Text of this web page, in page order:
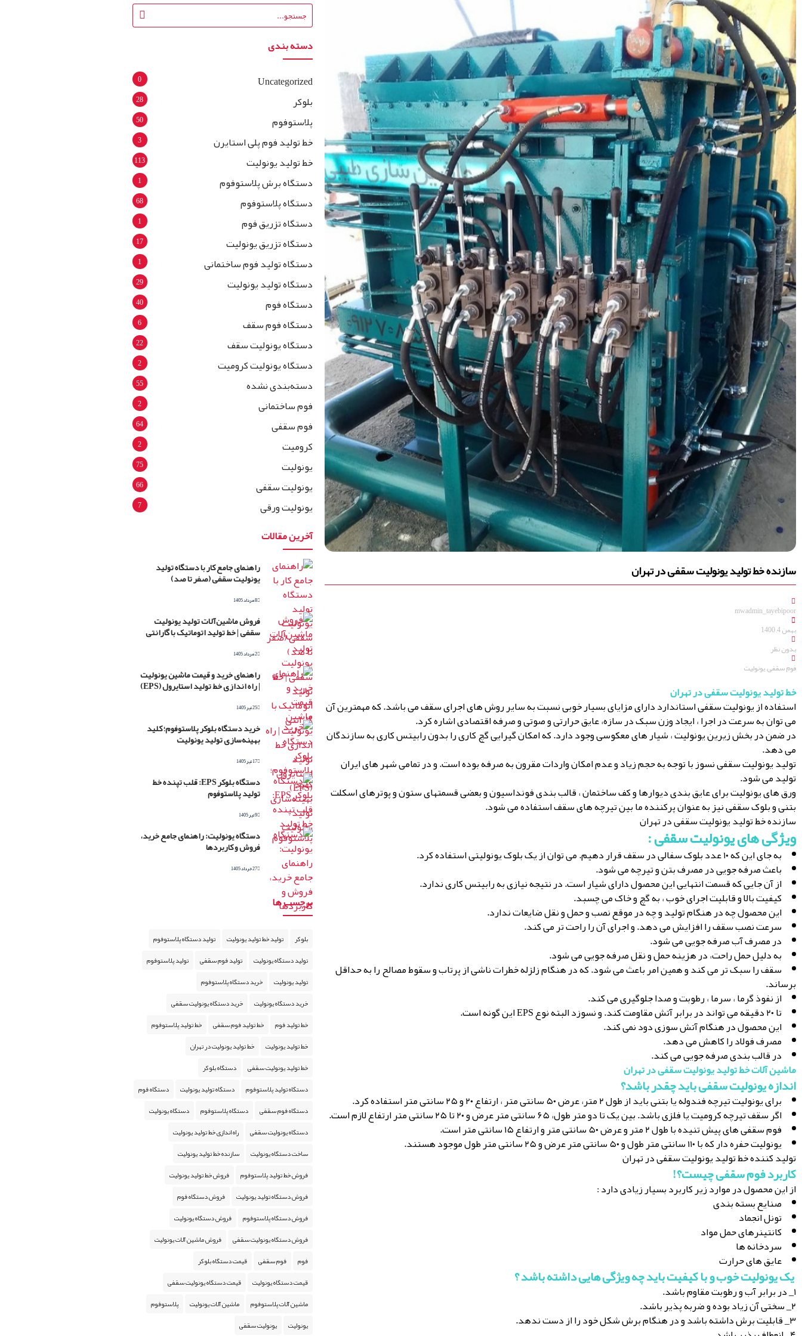
سازنده خط تولید یونولیت سقفی در تهران
mwadmin_tayebipoor
بهمن 4, 1400
بدون نظر
فوم سقفی,یونولیت
خط تولید یونولیت سقفی در تهران
استفاده از یونولیت سقفی استاندارد دارای مزایای بسیار خوبی نسبت به سایر روش های اجرای سقف می باشد. که مهمترین آن
می توان به سرعت در اجرا ، ایجاد وزن سبک در سازه، عایق حرارتی و صوتی و صرفه اقتصادی اشاره کرد.
در ضمن در بخش زیرین یونولیت ، شیار های معکوسی وجود دارد. که امکان گیرایی گچ کاری را بدون رابیتس کاری به سازندگان
می دهد.
تولید یونولیت سقفی نسوز با توجه به حجم زیاد و عدم امکان واردات مقرون به صرفه بوده است. و در تمامی شهر های ایران
تولید می شود.
ورق های یونولیت برای عایق بندی دیوارها و کف ساختمان ، قالب بندی فونداسیون و بعضی قسمتهای ستون و پوترهای اسکلت
بتنی و بلوک سقفی نیز به عنوان پرکننده ما بین تیرچه های سقف استفاده می شود.
سازنده خط تولید یونولیت سقفی در تهران
ویژگی های یونولیت سقفی:
به جای این که ۱۰ عدد بلوک سفالی در سقف قرار دهیم. می توان از یک بلوک یونولیتی استفاده کرد.
باعث صرفه جویی در مصرف بتن و تیرچه می شود.
از آن جایی که قسمت انتهایی این محصول دارای شیار است. در نتیجه نیازی به رابیتس کاری ندارد.
کیفیت بالا و قابلیت اجرای خوب ، به گچ و خاک می چسبد.
این محصول چه در هنگام تولید و چه در موقع نصب و حمل و نقل ضایعات ندارد.
سرعت نصب سقف را افزایش می دهد. و اجرای آن را راحت تر می کند.
در مصرف آب صرفه جویی می شود.
به دلیل حمل راحت، در هزینه حمل و نقل صرفه جویی می شود.
سقف را سبک تر می کند و همین امر باعث می شود. که در هنگام زلزله خطرات ناشی از پرتاب و سقوط مصالح را به حداقل
برساند.
از نفوذ گرما ، سرما ، رطوبت و صدا جلوگیری می کند.
تا ۲۰ دقیقه می تواند در برابر آتش مقاومت کند. و نسوزد البته نوع EPS این گونه است.
این محصول در هنگام آتش سوزی دود نمی کند.
مصرف فولاد را کاهش می دهد.
در قالب بندی صرفه جویی می کند.
ماشین آلات خط تولید یونولیت سقفی در تهران
اندازه یونولیت سقفی باید چقدر باشد؟
برای یونولیت تیرچه فندوله یا بتنی باید از طول ۲ متر، عرض ۵۰ سانتی متر ، ارتفاع ۲۰ و ۲۵ سانتی متر استفاده کرد.
اگر سقف تیرچه کرومیت یا فلزی باشد. بین یک تا دو متر طول، ۶۵ سانتی متر عرض و ۲۰ تا ۲۵ سانتی متر ارتفاع لازم است.
فوم سقفی های پیش تنیده با طول ۲ متر و عرض ۵۰ سانتی متر و ارتفاع ۱۵ سانتی متر است.
یونولیت حفره دار که با ۱۱۰ سانتی متر طول و ۵۰ سانتی متر عرض و ۲۵ سانتی متر طول موجود هستند.
تولید کننده خط تولید یونولیت سقفی در تهران
کاربرد فوم سقفی چیست؟!
از این محصول در موارد زیر کاربرد بسیار زیادی دارد :
صنایع بسته بندی
تونل انجماد
کانتینرهای حمل مواد
سردخانه ها
عایق های حرارت
یک یونولیت خوب و با کیفیت باید چه ویژگی هایی داشته باشد ؟
۱_ در برابر آب و رطوبت مقاوم باشد.
۲_ سختی آن زیاد بوده و ضربه پذیر باشد.
۳_ قابلیت برش داشته باشد و در هنگام برش شکل خود را از دست ندهد.
دسته بندی
Uncategorized
0
بلوکر 28
پلاستوفوم 50
خط تولید فوم پلی استایرن 3
خط تولید یونولیت 113
دستگاه برش پلاستوفوم 1
دستگاه پلاستوفوم 68
دستگاه تزریق فوم 1
دستگاه تزریق یونولیت 17
دستگاه تولید فوم ساختمانی 1
دستگاه تولید یونولیت 29
دستگاه فوم 40
دستگاه فوم سقف 6
دستگاه یونولیت سقف 22
دستگاه یونولیت کرومیت 2
دسته‌بندی نشده 55
فوم ساختمانی 2
فوم سقفی 64
کرومیت 2
یونولیت 75
یونولیت سقفی 66
یونولیت ورقی 7
آخرین مقالات
راهنمای جامع کار با دستگاه تولید
یونولیت سقفی (صفر تا صد)
8 مرداد 1405
فروش ماشین‌آلات تولید یونولیت
سقفی | خط تولید اتوماتیک با گارانتی
2 مرداد 1405
راهنمای خرید و قیمت ماشین یونولیت
| راه اندازی خط تولید استایرول (EPS)
25 تیر 1405
خرید دستگاه بلوکر پلاستوفوم؛ کلید
بهینه‌سازی تولید یونولیت
17 تیر 1405
دستگاه بلوکر EPS: قلب تپنده خط
تولید پلاستوفوم
9 تیر 1405
دستگاه یونولیت: راهنمای جامع خرید،
فروش و کاربردها
27 خرداد 1405
برچسب ها
بلوکر تولید خط تولید یونولیت
تولید دستگاه پلاستوفوم
تولید دستگاه یونولیت
تولید فوم سقفی
تولید پلاستوفوم
تولید یونولیت
خرید دستگاه پلاستوفوم
خرید دستگاه یونولیت
خرید دستگاه یونولیت سقفی
خط تولید فوم
خط تولید فوم سقفی
خط تولید پلاستوفوم
خط تولید یونولیت
خط تولید یونولیت در تهران
خط تولید یونولیت سقفی
دستگاه بلوکر
دستگاه تولید پلاستوفوم
دستگاه تولید یونولیت
دستگاه فوم
دستگاه فوم سقفی
دستگاه پلاستوفوم
دستگاه یونولیت
دستگاه یونولیت سقفی
راه اندازی خط تولید یونولیت
ساخت دستگاه یونولیت
سازنده خط تولید یونولیت
فروش خط تولید پلاستوفوم
فروش خط تولید یونولیت
فروش دستگاه تولید یونولیت
فروش دستگاه فوم
فروش دستگاه پلاستوفوم
فروش دستگاه یونولیت
فروش دستگاه یونولیت سقفی
فروش ماشین آلات یونولیت
فوم
فوم سقفی
قیمت دستگاه بلوکر
قیمت دستگاه یونولیت
قیمت دستگاه یونولیت سقفی
ماشین آلات پلاستوفوم
ماشین آلات یونولیت
پلاستوفوم
یونولیت
یونولیت سقفی